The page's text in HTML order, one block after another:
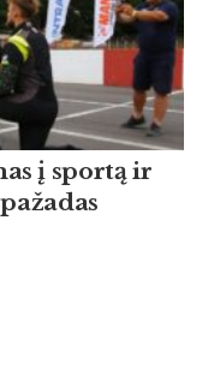
į sportą ir